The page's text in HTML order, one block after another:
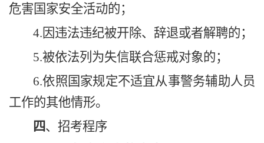
危害国家安全活动的；
4. 因违法违纪被开除、辞退或者解聘的；
5.被依法列为失信联合惩戒对象的；
6.依照国家规定不适宜从事警务辅助人员
工作的其他情形。
四、招考程序